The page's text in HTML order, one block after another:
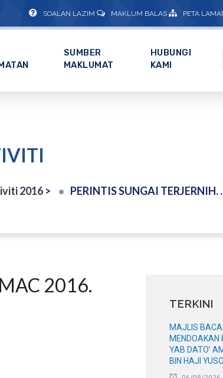
SOALAN LAZIM MAKLUM BALAS PETA
SUMBER
MAKLUMAT
HUBUNGI
KAMI
2016 > PERINTIS SUNGAI TERJERNIH. MYMETRO. 11 MAC 2016.
2016.
TERKINI
MAJLIS
MENDOAKAN
YAB DATO’
BIN HAJI